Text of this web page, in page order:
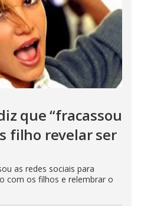
que “fracassou
filho revelar ser
as redes sociais para
com os filhos e relembrar o